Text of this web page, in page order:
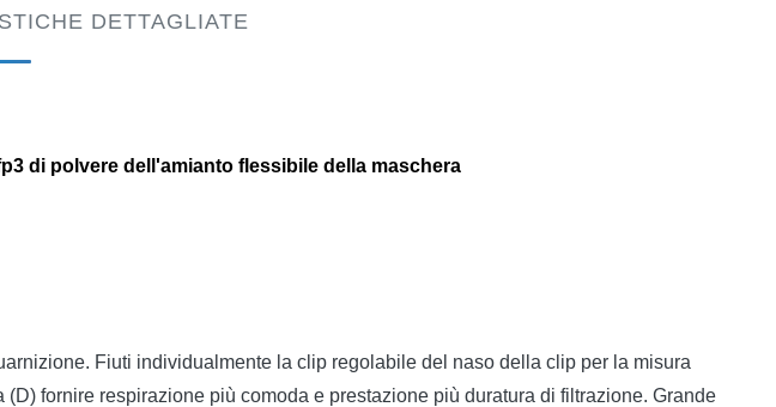
DETTAGLIATE
di polvere dell'amianto flessibile della maschera
Fiuti individualmente la clip regolabile del naso della clip per la misura
fornire respirazione più comoda e prestazione più duratura di filtrazione. Grande